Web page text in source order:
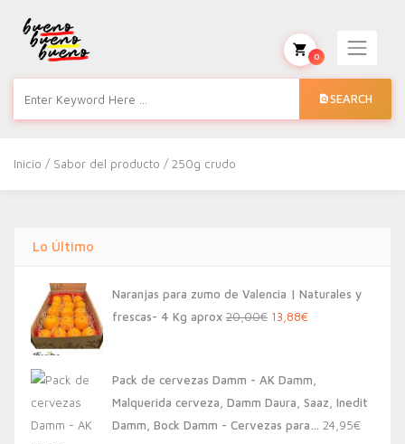
SEARCH
0
Inicio / Sabor del producto / 250g crudo
Lo Último
Naranjas para zumo de Valencia | Naturales y
frescas- 4 Kg aprox 20,00€ El
era:
20,00€.
13,88€El
es:
13,88€.
Pack de cervezas Damm - AK Damm,
Malquerida cerveza, Damm Daura, Saaz, Inedit
Damm, Bock Damm - Cervezas para… 24,95€